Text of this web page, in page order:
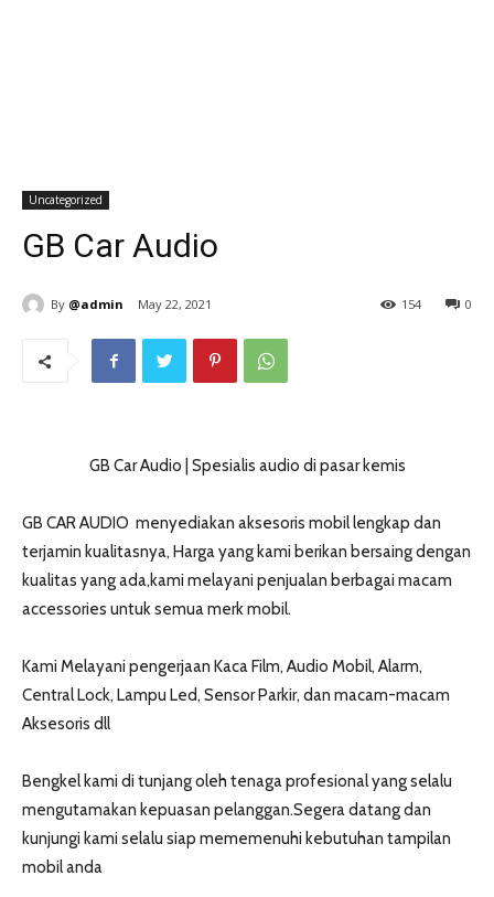
Uncategorized
GB Car Audio
By @admin May 22, 2021 0
154
GB Car Audio | Spesialis audio di pasar kemis
GB CAR AUDIO menyediakan aksesoris mobil lengkap dan
terjamin kualitasnya, Harga yang kami berikan bersaing dengan
kualitas yang ada,kami melayani penjualan berbagai macam
accessories untuk semua merk mobil.
Kami Melayani pengerjaan Kaca Film, Audio Mobil, Alarm,
Central Lock, Lampu Led, Sensor Parkir, dan macam-macam
Aksesoris dll
Bengkel kami di tunjang oleh tenaga profesional yang selalu
mengutamakan kepuasan pelanggan.Segera datang dan
kunjungi kami selalu siap mememenuhi kebutuhan tampilan
mobil anda